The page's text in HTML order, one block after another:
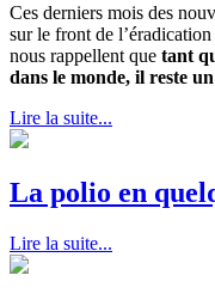
Ces derniers mois des
sur le front de
nous rappellent que tant
dans le monde, il reste
Lire la suite...
La polio en
Lire la suite...